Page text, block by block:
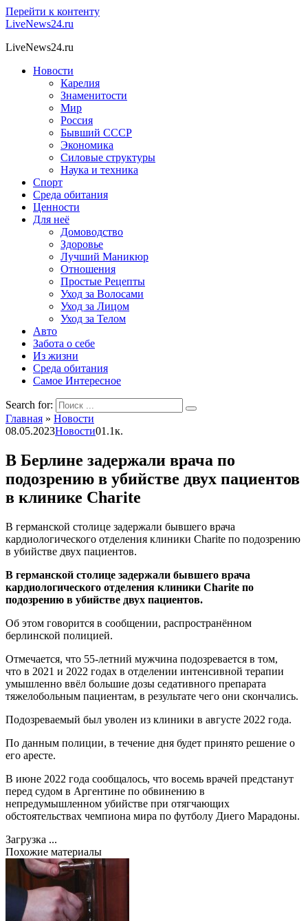
Перейти к контенту
LiveNews24.ru
LiveNews24.ru
Новости
Карелия
Знаменитости
Мир
Россия
Бывший СССР
Экономика
Силовые структуры
Наука и техника
Спорт
Среда обитания
Ценности
Для неё
Домоводство
Здоровье
Лучший Маникюр
Отношения
Простые Рецепты
Уход за Волосами
Уход за Лицом
Уход за Телом
Авто
Забота о себе
Из жизни
Среда обитания
Самое Интересное
Search for:
Главная » Новости
08.05.2023Новости01.1к.
В Берлине задержали врача по
подозрению в убийстве двух пациентов
в клинике Charite
В германской столице задержали бывшего врача
кардиологического отделения клиники Charite по подозрению
в убийстве двух пациентов.
В германской столице задержали бывшего врача
кардиологического отделения клиники Charite по
подозрению в убийстве двух пациентов.
Об этом говорится в сообщении, распространённом
берлинской полицией.
Отмечается, что 55-летний мужчина подозревается в том,
что в 2021 и 2022 годах в отделении интенсивной терапии
умышленно ввёл большие дозы седативного препарата
тяжелобольным пациентам, в результате чего они скончались.
Подозреваемый был уволен из клиники в августе 2022 года.
По данным полиции, в течение дня будет принято решение о
его аресте.
В июне 2022 года сообщалось, что восемь врачей предстанут
перед судом в Аргентине по обвинению в
непредумышленном убийстве при отягчающих
обстоятельствах чемпиона мира по футболу Диего Марадоны.
Загрузка ...
Похожие материалы